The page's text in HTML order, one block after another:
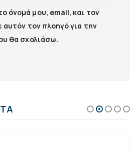
όνομά μου, email, και τον
τον πλοηγό για την
θα σχολιάσω.